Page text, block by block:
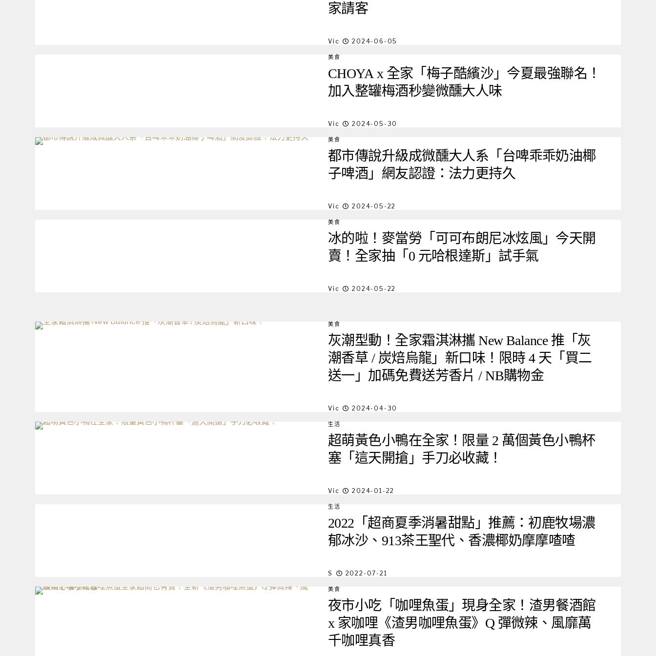
家請客
Vic 2024-06-05
美食
CHOYA x 全家「梅子酷繽沙」今夏最強聯名！
加入整罐梅酒秒變微醺大人味
Vic 2024-05-30
美食
都市傳說升級成微醺大人系「台啤乖乖奶油椰
子啤酒」網友認證：法力更持久
Vic 2024-05-22
美食
冰的啦！麥當勞「可可布朗尼冰炫風」今天開
賣！全家抽「0 元哈根達斯」試手氣
Vic 2024-05-22
美食
灰潮型動！全家霜淇淋攜 New Balance 推「灰
潮香草 / 炭焙烏龍」新口味！限時 4 天「買二
送一」加碼免費送芳香片 / NB購物金
Vic 2024-04-30
生活
超萌黃色小鴨在全家！限量 2 萬個黃色小鴨杯
塞「這天開搶」手刀必收藏！
Vic 2024-01-22
生活
2022「超商夏季消暑甜點」推薦：初鹿牧場濃
郁冰沙、913茶王聖代、香濃椰奶摩摩喳喳
S 2022-07-21
美食
夜市小吃「咖哩魚蛋」現身全家！渣男餐酒館
x 家咖哩《渣男咖哩魚蛋》Q 彈微辣、風靡萬
千咖哩真香